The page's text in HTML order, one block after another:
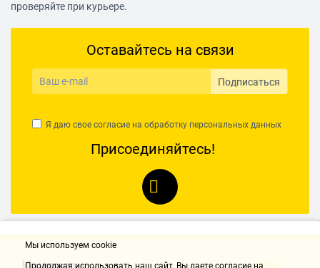
Формат записи/видеокодек
Питание
Формат аккумулятора
Экран
Диагональ
проверяйте при курьере.
Оставайтесь на связи
Подписаться
Я даю свое согласие на обработку персональных данных
Присоединяйтесь!
Мы используем cookie
Продолжая использовать наш cайт, Вы даете согласие на